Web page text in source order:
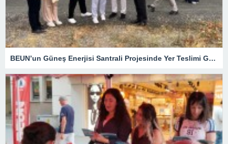
BEUN’un Güneş Enerjisi Santrali Projesinde Yer Teslimi Gerçekleştirildi